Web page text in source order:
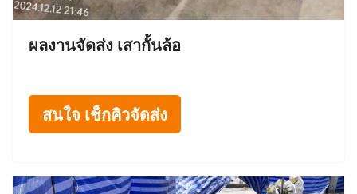
ผลงานจัดส่ง เสากั้นล้อ
สนใจ เช็กคิวจัดส่ง